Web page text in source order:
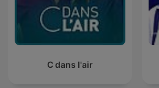
C dans l'air